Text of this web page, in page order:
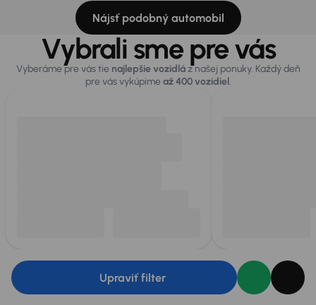
Nájsť podobný automobil
Vybrali sme pre vás
Vyberáme pre vás tie najlepšie vozidláz našej ponuky. Každý deň
pre vás vykúpimeaž 400 vozidiel.
Upraviť filter